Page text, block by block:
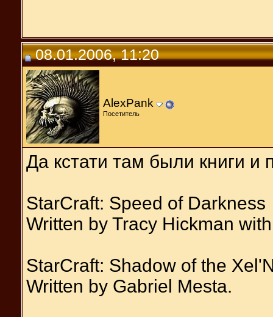
08.01.2006, 11:20
AlexPank
Посетитель
Да кстати там были книги и
StarCraft: Speed of Darkness
Written by Tracy Hickman
StarCraft: Shadow of the
Written by Gabriel Mesta.